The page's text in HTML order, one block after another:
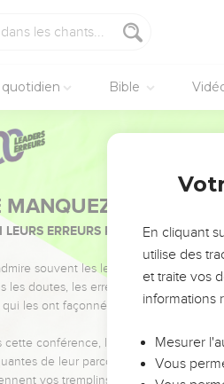
Bible
MANQUEZ PAS
LEURS ERREURS POUVAIENT VOUS
souvent les leaders pour leurs
les doutes, les erreurs et les saisons
les ont façonnés.
cette conférence, leaders,
de leur parcours et les clés pour
vos tremplins. Que vous guidiez
En cliquant
utilise des
et traite vos
informations
Mesurer
Vous